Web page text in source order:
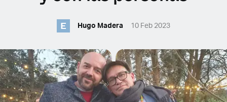
Dutch
English (United Kingdom)
English (United States)
Spanish (Spain)
E Hugo Madera 10 Feb 2023